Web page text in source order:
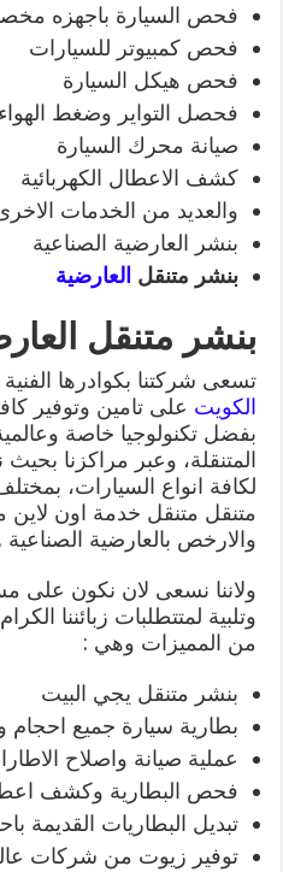
فحص السيارة باجهزه
فحص كمبيوتر للسيارات
فحص هيكل السيارة
فحصل التواير وضغط الهواء
صيانة محرك السيارة
كشف الاعطال الكهربائية
والعديد من الخدمات
بنشر العارضية الصناعية
بنشر متنقل العارضية
بنشر متنقل
تسعى شركتنا بكوادرها
الكويت على تامين وتوفير
بفضل تكنولوجيا خاصة
المتنقلة، وعبر مراكزنا
لكافة انواع السيارات،
متنقل متنقل خدمة اون
والارخص بالعارضية الصناعية .
ولاننا نسعى لان نكون على
وتلبية لمتتطلبات زبائننا
من المميزات وهي :
بنشر متنقل يجي البيت
بطارية سيارة جميع
عملية صيانة واصلاح
فحص البطارية وكشف
تبديل البطاريات القديمة
توفير زيوت من شركات